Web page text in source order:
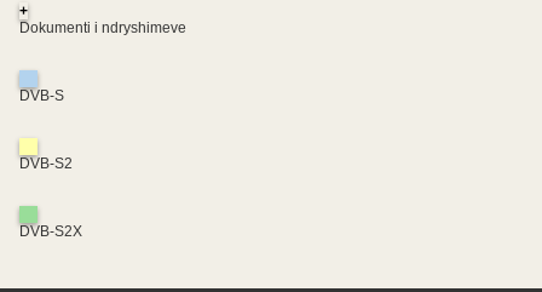
+
Dokumenti i ndryshimeve
DVB-S
DVB-S2
DVB-S2X